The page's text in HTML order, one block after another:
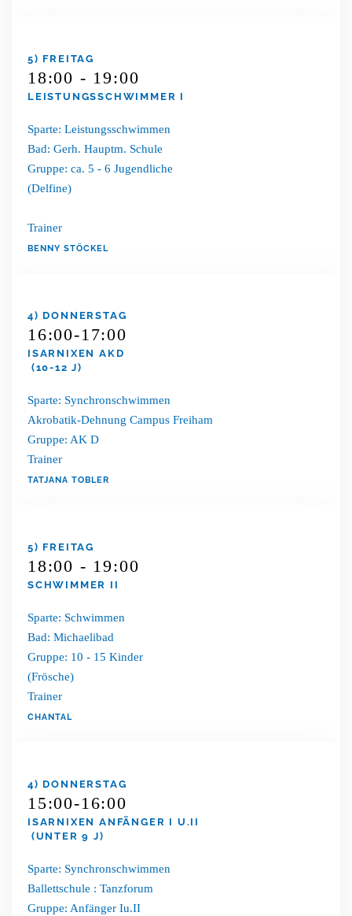
5) FREITAG
18:00 - 19:00
LEISTUNGSSCHWIMMER I
Sparte: Leistungsschwimmen
Bad: Gerh. Hauptm. Schule
Gruppe: ca. 5 - 6 Jugendliche
(Delfine)
Trainer
BENNY STÖCKEL
4) DONNERSTAG
16:00-17:00
ISARNIXEN AKD
(10-12 J)
Sparte: Synchronschwimmen
Akrobatik-Dehnung Campus Freiham
Gruppe: AK D
Trainer
TATJANA TOBLER
5) FREITAG
18:00 - 19:00
SCHWIMMER II
Sparte: Schwimmen
Bad: Michaelibad
Gruppe: 10 - 15 Kinder
(Frösche)
Trainer
CHANTAL
4) DONNERSTAG
15:00-16:00
ISARNIXEN ANFÄNGER I U.II
(UNTER 9 J)
Sparte: Synchronschwimmen
Ballettschule : Tanzforum
Gruppe: Anfänger Iu.II